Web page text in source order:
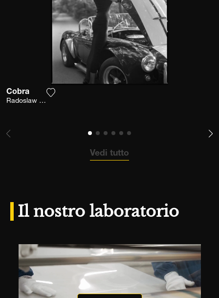
Cobra
Radoslaw Pujan
Vedi tutto
Il nostro laboratorio